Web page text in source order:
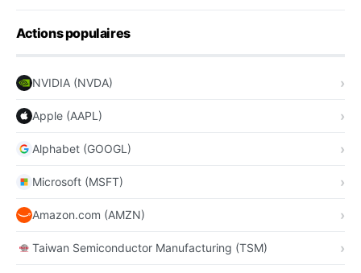
Actions populaires
NVIDIA (NVDA)
Apple (AAPL)
Alphabet (GOOGL)
Microsoft (MSFT)
Amazon.com (AMZN)
Taiwan Semiconductor Manufacturing (TSM)